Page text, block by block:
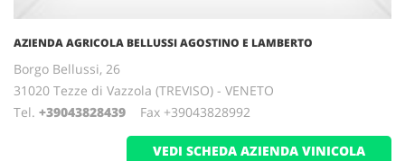
AZIENDA AGRICOLA BELLUSSI AGOSTINO E LAMBERTO
Borgo Bellussi, 26
31020 Tezze di Vazzola (TREVISO) - VENETO
Tel. +39043828439 Fax +39043828992
VEDI SCHEDA AZIENDA VINICOLA